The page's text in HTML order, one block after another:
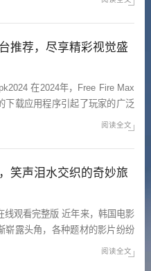
的角色也常常在这其中摇摆不
的真实与虚假的象征。 辣妹子
推荐，尽享精彩视觉盛
在2024年，Free Fire Max
下载应用程序引起了玩家的广泛
质和性能的提升，玩家们可以享
迷其中，探索各种可能性是玩家
。
阅读全文
笑声泪水交织的奇妙旅
线观看完整版 近年来，韩国电影
崭露头角，各种题材的影片纷纷
观众的关注。网络上出现了许多
阅读全文